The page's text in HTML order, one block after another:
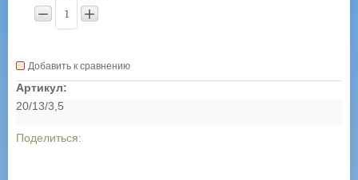
− +
Добавить к сравнению
Артикул:
20/13/3,5
Поделиться: